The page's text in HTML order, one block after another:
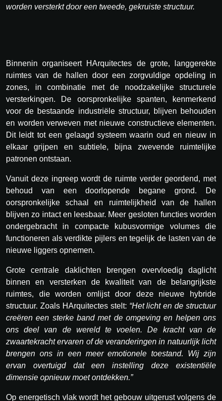
worden versterkt door een tweede, gekruiste structuur.
Binnenin organiseert HArquitectes de grote, langgerekte
ruimtes van de hallen door een zorgvuldige opdeling in
zones, in combinatie met de noodzakelijke structurele
versterkingen. De oorspronkelijke spanten, kenmerkend
voor de bestaande industriële structuur, blijven behouden
en worden verweven met nieuwe constructieve elementen.
Dit leidt tot een gelaagd systeem waarin oud en nieuw in
elkaar grijpen en subtiele, bijna zwevende ruimtelijke
patronen ontstaan.
Vanuit deze ingreep wordt de ruimte verder geordend, met
behoud van een doorlopende begane grond. De
oorspronkelijke schaal en ruimtelijkheid van de hallen
blijven zo intact en leesbaar. Meer gesloten functies worden
ondergebracht in compacte kubusvormige volumes die
functioneren als verdikte pijlers en tegelijk de lasten van de
nieuwe liggers opnemen.
Grote centrale daklichten brengen overvloedig daglicht
binnen en versterken de kwaliteit van de belangrijkste
ruimtes, die worden omlijst door deze nieuwe hybride
structuur. Zoals HArquitectes stelt: “Het licht en de structuur
creëren een sterke band met de omgeving en helpen ons
ons deel van de wereld te voelen. De kracht van de
zwaartekracht ervaren of de veranderingen in natuurlijk licht
brengen ons in een meer emotionele toestand. Wij zijn
ervan overtuigd dat een instelling deze existentiële
dimensie opnieuw moet ontdekken.”
Op energetisch vlak wordt het gebouw uitgerust volgens de